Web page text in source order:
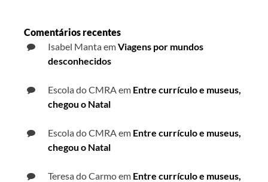
Comentários recentes
Isabel MantaemViagens por mundos
desconhecidos
Escola do CMRA em Entre currículo e museus,
chegou o Natal
Escola do CMRA em Entre currículo e museus,
chegou o Natal
Teresa do Carmoem Entre currículo e museus,